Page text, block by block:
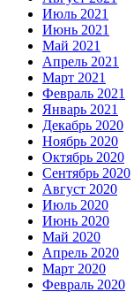
Июль 2021
Июнь 2021
Май 2021
Апрель 2021
Март 2021
Февраль 2021
Январь 2021
Декабрь 2020
Ноябрь 2020
Октябрь 2020
Сентябрь 2020
Август 2020
Июль 2020
Июнь 2020
Май 2020
Апрель 2020
Март 2020
Февраль 2020